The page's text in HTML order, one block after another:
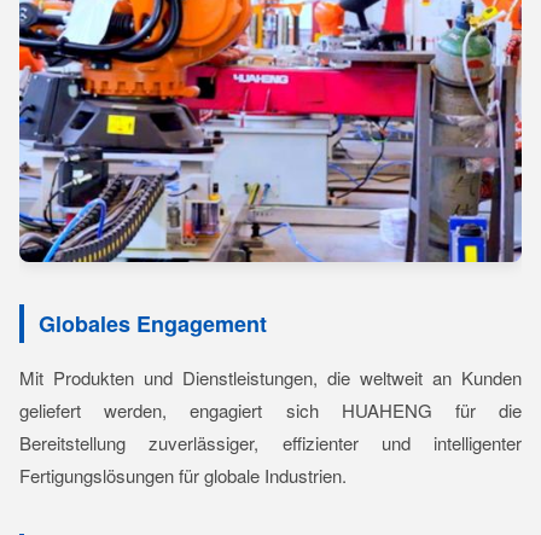
Globales Engagement
Mit Produkten und Dienstleistungen, die weltweit an Kunden
geliefert werden, engagiert sich HUAHENG für die
Bereitstellung zuverlässiger, effizienter und intelligenter
Fertigungslösungen für globale Industrien.